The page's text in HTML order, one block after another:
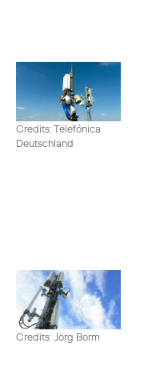
Credits: Telefónica
Deutschland
Credits: Jörg Borm